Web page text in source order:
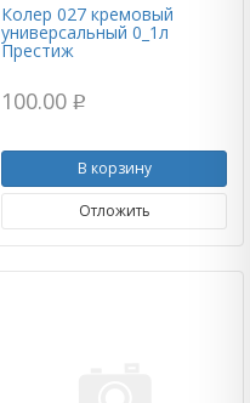
Колер 027 кремовый
универсальный 0_1л
Престиж
100.00 p
В корзину
Отложить